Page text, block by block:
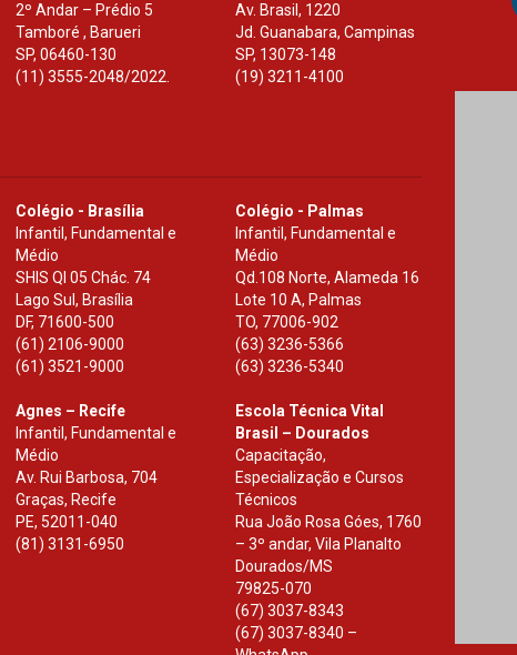
2º Andar – Prédio 5
Tamboré , Barueri
SP, 06460-130
(11) 3555-2048/2022.
Av. Brasil, 1220
Jd. Guanabara, Campinas
SP, 13073-148
(19) 3211-4100
Colégio - Brasília
Infantil, Fundamental e
Médio
SHIS Ql 05 Chác. 74
Lago Sul, Brasília
DF, 71600-500
(61) 2106-9000
(61) 3521-9000
Colégio - Palmas
Infantil, Fundamental e
Médio
Qd.108 Norte, Alameda 16
Lote 10 A, Palmas
TO, 77006-902
(63) 3236-5366
(63) 3236-5340
Agnes – Recife
Infantil, Fundamental e
Médio
Av. Rui Barbosa, 704
Graças, Recife
PE, 52011-040
(81) 3131-6950
Escola Técnica Vital
Brasil – Dourados
Capacitação,
Especialização e Cursos
Técnicos
Rua João Rosa Góes, 1760
– 3º andar, Vila Planalto
Dourados/MS
79825-070
(67) 3037-8343
(67) 3037-8340 –